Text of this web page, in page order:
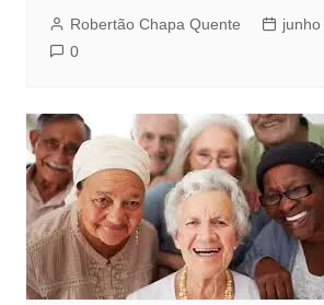
Robertão Chapa Quente
0